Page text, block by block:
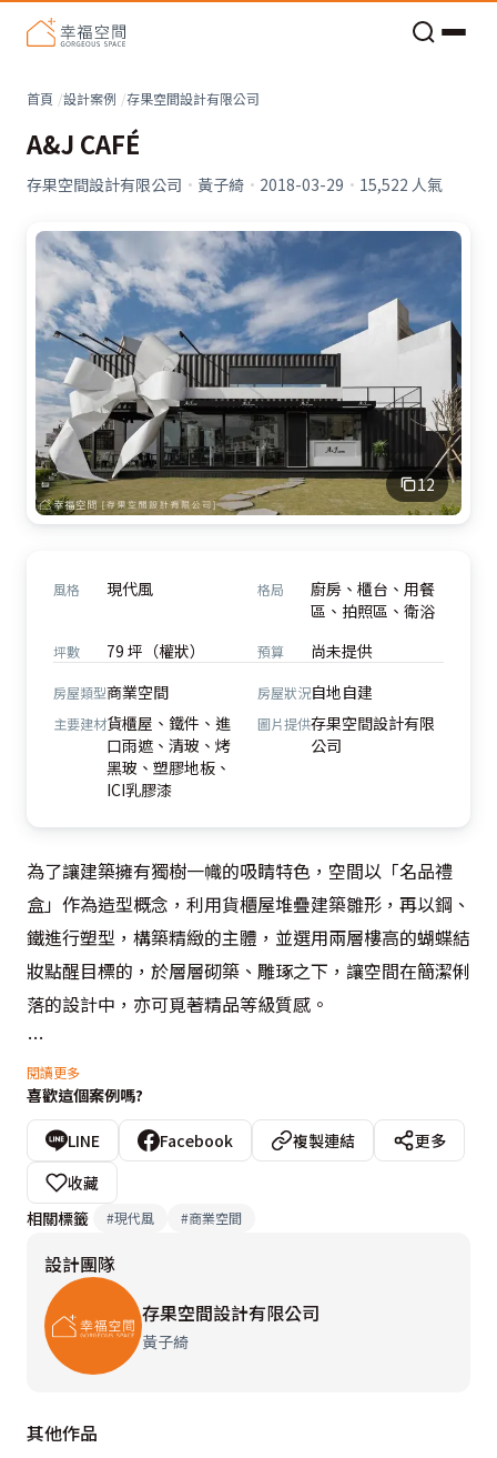
首頁 設計案例 存果空間設計有限公司
A&J CAFÉ
存果空間設計有限公司 · 黃子綺 · 2018-03-29 · 15,522 人氣
12
風格 現代風 格局
廚房、櫃台、用餐
區、拍照區、衛浴
坪數 79 坪（權狀） 預算 尚未提供
房屋類型商業空間 房屋狀況自地自建
主要建材貨櫃屋、鐵件、進
口雨遮、清玻、烤
黑玻、塑膠地板、
ICI乳膠漆
圖片提供存果空間設計有限
公司
為了讓建築擁有獨樹一幟的吸睛特色，空間以「名品禮
盒」作為造型概念，利用貨櫃屋堆疊建築雛形，再以鋼、
鐵進行塑型，構築精緻的主體，並選用兩層樓高的蝴蝶結
妝點醒目標的，於層層砌築、雕琢之下，讓空間在簡潔俐
落的設計中，亦可覓著精品等級質感。
於風格形塑方面，整體造型以黑、白雙色作空間基底，透
過對比色的差異，創造潔淨高雅面容，並利用大面落地窗
的鋪陳，為內外景色完美串聯，故不論是室內用餐區，抑
或是戶外休憩區，皆瀰漫著放鬆、紓壓的自在氛圍。然
而，除了戶外的綠意草地及蝴蝶結藝術造型，櫃檯旁的立
招牌景點，設計師黃子綺悉心策劃場域細節與視覺畫面，
讓每一隅景色皆是不可錯過的經典場景。
閱讀更多
喜歡這個案例嗎?
LINE Facebook 複製連結
更多
收藏
相關標籤
#現代風 #商業空間
設計團隊
存果空間設計有限公司
黃子綺
其他作品